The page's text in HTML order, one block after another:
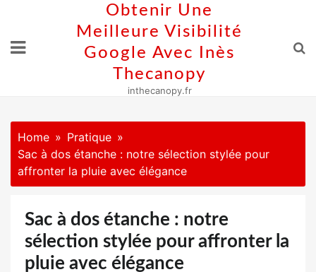
content
Obtenir Une
Meilleure Visibilité
Google Avec Inès
Thecanopy
inthecanopy.fr
Home
Pratique
Sac à dos étanche : notre sélection stylée pour
affronter la pluie avec élégance
Sac à dos étanche : notre
sélection stylée pour affronter la
pluie avec élégance